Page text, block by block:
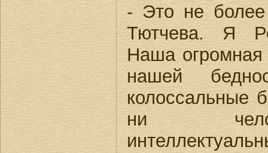
- Это не более
Тютчева. Я
Наша огромная
нашей
колоссальные
ни